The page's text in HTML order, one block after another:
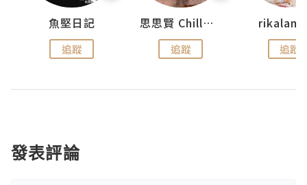
魚堅日記
追蹤
思思賢 ChillMyBabe
追蹤 追蹤
發表評論